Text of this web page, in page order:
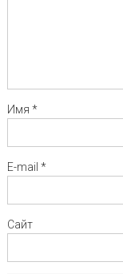
Имя *
E-mail *
Сайт